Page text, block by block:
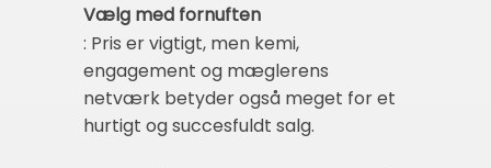
Vælg med fornuften
: Pris er vigtigt, men kemi,
engagement og mæglerens
netværk betyder også meget for et
hurtigt og succesfuldt salg.